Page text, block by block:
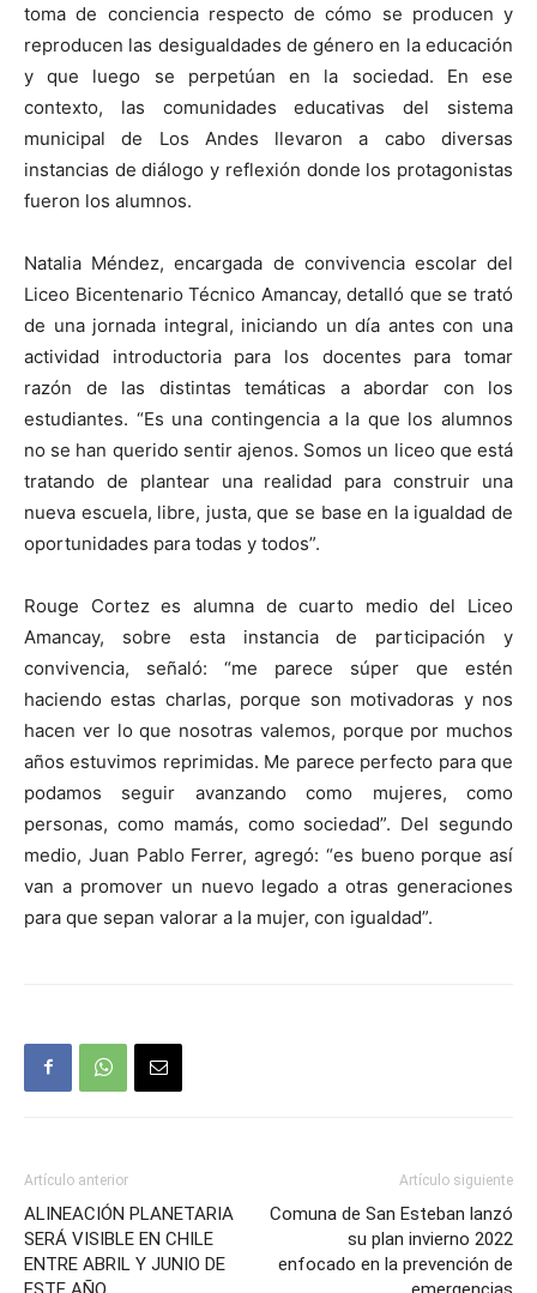
toma de conciencia respecto de cómo se producen y
reproducen las desigualdades de género en la educación
y que luego se perpetúan en la sociedad. En ese
contexto, las comunidades educativas del sistema
municipal de Los Andes llevaron a cabo diversas
instancias de diálogo y reflexión donde los protagonistas
fueron los alumnos.
Natalia Méndez, encargada de convivencia escolar del
Liceo Bicentenario Técnico Amancay, detalló que se trató
de una jornada integral, iniciando un día antes con una
actividad introductoria para los docentes para tomar
razón de las distintas temáticas a abordar con los
estudiantes. “Es una contingencia a la que los alumnos
no se han querido sentir ajenos. Somos un liceo que está
tratando de plantear una realidad para construir una
nueva escuela, libre, justa, que se base en la igualdad de
oportunidades para todas y todos”.
Rouge Cortez es alumna de cuarto medio del Liceo
Amancay, sobre esta instancia de participación y
convivencia, señaló: “me parece súper que estén
haciendo estas charlas, porque son motivadoras y nos
hacen ver lo que nosotras valemos, porque por muchos
años estuvimos reprimidas. Me parece perfecto para que
podamos seguir avanzando como mujeres, como
personas, como mamás, como sociedad”. Del segundo
medio, Juan Pablo Ferrer, agregó: “es bueno porque así
van a promover un nuevo legado a otras generaciones
para que sepan valorar a la mujer, con igualdad”.
Artículo anterior
ALINEACIÓN PLANETARIA
SERÁ VISIBLE EN CHILE
ENTRE ABRIL Y JUNIO DE
Artículo siguiente
Comuna de San Esteban lanzó
su plan invierno 2022
enfocado en la prevención de